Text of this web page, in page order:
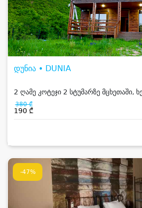
დუნია • DUNIA
2 ღამე კოტეჯი 2 სტუმარზე მცხეთაში,
380 ₾
190 ₾
-47%